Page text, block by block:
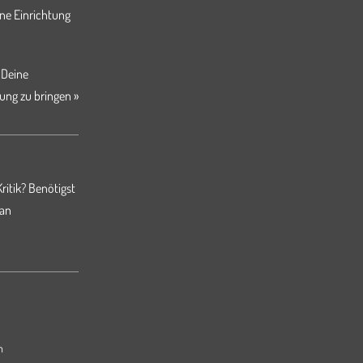
Einrichtung
zu bringen »
Benötigst